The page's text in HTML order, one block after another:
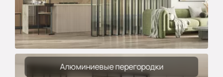
Алюминиевые перегородки